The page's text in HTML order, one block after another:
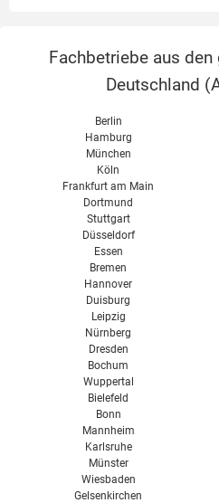
Fachbetriebe aus
Deutschland (
Berlin
Hamburg
München
Köln
Frankfurt am Main
Dortmund
Stuttgart
Düsseldorf
Essen
Bremen
Hannover
Duisburg
Leipzig
Nürnberg
Dresden
Bochum
Wuppertal
Bielefeld
Bonn
Mannheim
Karlsruhe
Münster
Wiesbaden
Gelsenkirchen